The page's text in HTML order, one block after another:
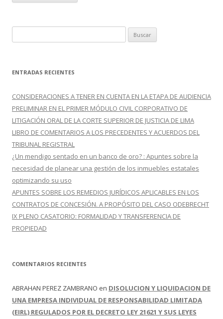
u
c
r
:
ENTRADAS RECIENTES
CONSIDERACIONES A TENER EN CUENTA EN LA ETAPA DE AUDIENCIA
PRELIMINAR EN EL PRIMER MÓDULO CIVIL CORPORATIVO DE
LITIGACIÓN ORAL DE LA CORTE SUPERIOR DE JUSTICIA DE LIMA
LIBRO DE COMENTARIOS A LOS PRECEDENTES Y ACUERDOS DEL
TRIBUNAL REGISTRAL
¿Un mendigo sentado en un banco de oro? : Apuntes sobre la
necesidad de planear una gestión de los inmuebles estatales
optimizando su uso
APUNTES SOBRE LOS REMEDIOS JURÍDICOS APLICABLES EN LOS
CONTRATOS DE CONCESIÓN. A PROPÓSITO DEL CASO ODEBRECHT
IX PLENO CASATORIO: FORMALIDAD Y TRANSFERENCIA DE
PROPIEDAD
COMENTARIOS RECIENTES
ABRAHAN PEREZ ZAMBRANO en DISOLUCION Y LIQUIDACION DE
UNA EMPRESA INDIVIDUAL DE RESPONSABILIDAD LIMITADA
(EIRL) REGULADOS POR EL DECRETO LEY 21621 Y SUS LEYES